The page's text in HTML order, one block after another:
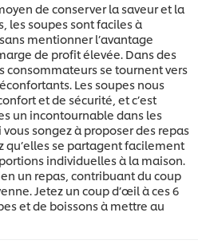
de conserver la saveur et la
les soupes sont faciles à
mentionner l’avantage
de profit élevée. Dans des
consommateurs se tournent vers
Les soupes nous
et de sécurité, et c’est
un incontournable dans les
songez à proposer des repas
qu’elles se partagent facilement
individuelles à la maison.
un repas, contribuant du coup
Jetez un coup d’œil à ces 6
et de boissons à mettre au